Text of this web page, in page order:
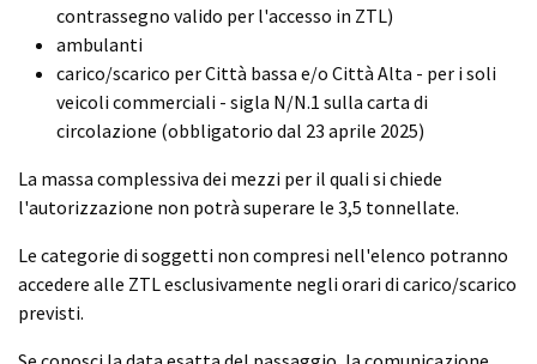
contrassegno valido per l'accesso in ZTL)
ambulanti
carico/scarico per Città bassa e/o Città Alta - per i soli
veicoli commerciali - sigla N/N.1 sulla carta di
circolazione (obbligatorio dal 23 aprile 2025)
La massa complessiva dei mezzi per il quali si chiede
l'autorizzazione non potrà superare le 3,5 tonnellate.
Le categorie di soggetti non compresi nell'elenco potranno
accedere alle ZTL esclusivamente negli orari di carico/scarico
previsti.